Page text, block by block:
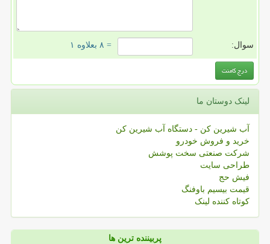
سوال: = ۸ بعلاوه ۱
لینک دوستان ما
آب شیرین کن - دستگاه آب شیرین کن
خرید و فروش خودرو
شرکت صنعتی سخت پوشش
طراحی سایت
فیش حج
قیمت بیسیم باوفنگ
کوتاه کننده لینک
پربیننده ترین ها